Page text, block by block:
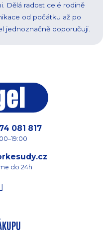
Dělá radost celé rodině
od počátku až po
jednoznačně doporučuji.
081 817
do 24h